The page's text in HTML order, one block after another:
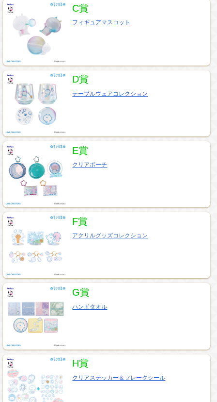
C賞
フィギュアマスコット
D賞
テーブルウェアコレクション
E賞
クリアポーチ
F賞
アクリルグッズコレクション
G賞
ハンドタオル
H賞
クリアステッカー＆フレークシール